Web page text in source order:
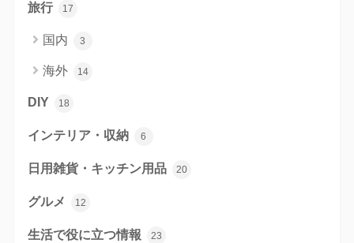
旅行 17
国内 3
海外 14
DIY 18
インテリア・収納 6
日用雑貨・キッチン用品 20
グルメ 12
生活で役に立つ情報 23